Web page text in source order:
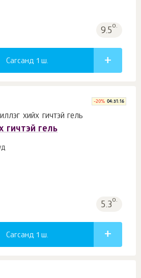
9.5о.
Сагсанд 1 ш.
-20% 04:31:15
гичтэй гель
5.3о.
Сагсанд 1 ш.